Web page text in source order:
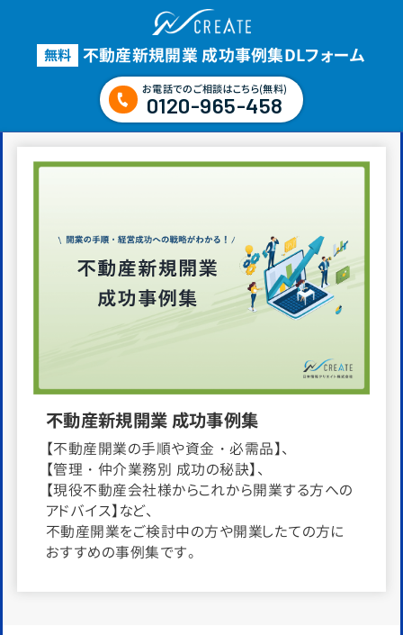
無料 不動産新規開業 成功事例集DLフォーム
お電話でのご相談はこちら(無料)
0120-965-458
不動産新規開業 成功事例集
【不動産開業の手順や資金・必需品】、
【管理・仲介業務別 成功の秘訣】、
【現役不動産会社様からこれから開業する方への
アドバイス】など、
不動産開業をご検討中の方や開業したての方に
おすすめの事例集です。